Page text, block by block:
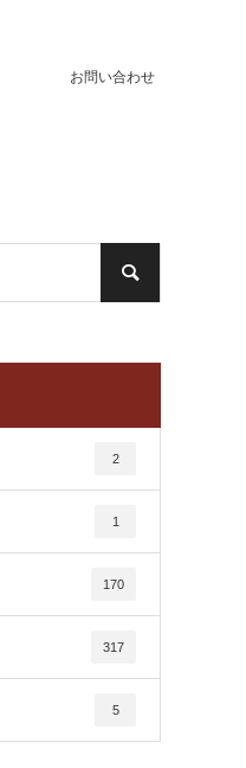
お問い合わせ
2
1
170
317
5